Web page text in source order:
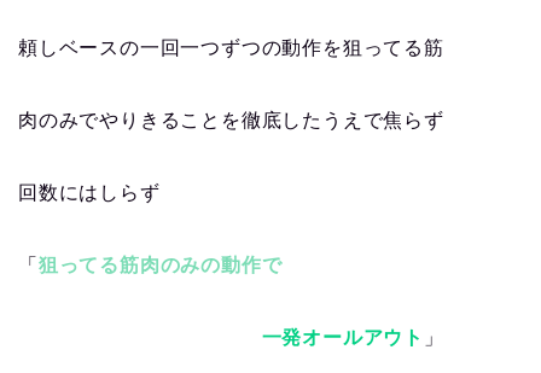
頼しベースの一回一つずつの動作を狙ってる筋
肉のみでやりきることを徹底したうえで焦らず
回数にはしらず
「 狙ってる筋肉のみの動作で
一発オールアウト 」